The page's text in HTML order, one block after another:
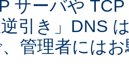
サーバや
引き」DNS
管理者には